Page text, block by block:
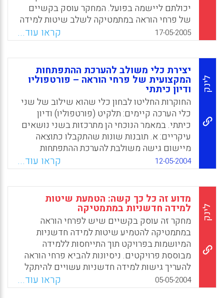
בעוד נקודת המוצא של המחברות בנוגע
להתפתחות מקצועית נובעת מתוך ראייה
"הוליסטית", נקודת המבט של המורים היא
"פנימית". כלומר, הם אינם מסוגלים לראות מעבר
רבות של ניסיון. (עטרה שריקי, אילנה לביא)
WhatsApp
Facebook
Email
X
יכולתם ליישמה בפועל. המחקר עוסק בקשיים
של פרחי הוראה במתמטיקה לשלב שיטות למידה
חדשניות. להשפעת ניסיון העבר של פרחי הוראה
יש תפקיד מרכזי בקביעת מערכת האמונות שלהם
כלפי למידה והוראה. ההתנסויות שהם חווים
בשנות הכשרתם נשלטות על ידי פרשנויותיהם,
בהתאם למערכת האמונות שלהם (עטרה שריקי,
אילנה לביא)
WhatsApp
Facebook
Email
X
17-05-2005 קראו עוד...
לינק
יצירת כלי משולב להערכת ההתפתחות
המקצועית של פרחי הוראה – פורטפוליו
ודיון כיתתי
החוקרות החליטו לבחון כלי שהוא שילוב של שני
כלי הערכה קיימים: תלקיט (פורטפוליו) ודיון
כיתתי. במאמר הנוכחי הן מתרכזות בשני נושאים
עיקריים: א. תובנות שונות שהתקבלו כתוצאה
מיישום גישה משולבת להערכת ההתפתחות
המקצועית של פרחי הוראה למתמטיקה; ב.
רפלקציה שלהן על גישת הערכה משולבת זו
כאמצעי להערכת התפתחות מקצועית (אילנה
לביא, עטרה שריקי)
WhatsApp
Facebook
Email
X
12-05-2004 קראו עוד...
לינק
מדוע זה כל כך קשה: הטמעת שיטות
למידה חדשניות במתמטיקה
מחקר זה עוסק בקשיים שיש לפרחי הוראה
במתמטיקה להטמיע שיטות למידה חדשניות
המיושמות בפרויקט תוך התייחסות ללמידה
מבוססת פרויקטים. ניסיונות להביא פרחי הוראה
להעריך גישות למידה חדשניות עשויים להיתקל
בקשיים מסוגים שונים, חלקם קשורים לקבלה
של נורמות חדשות, חלקם נוגעים למורכבות של
05-05-2004 קראו עוד...